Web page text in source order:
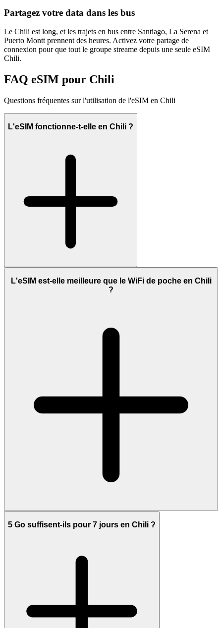
Partagez votre data dans les bus
Le Chili est long, et les trajets en bus entre Santiago, La Serena et
Puerto Montt prennent des heures. Activez votre partage de
connexion pour que tout le groupe streame depuis une seule eSIM
Chili.
FAQ eSIM pour Chili
Questions fréquentes sur l'utilisation de l'eSIM en Chili
L'eSIM fonctionne-t-elle en Chili ?
L'eSIM est-elle meilleure que le WiFi de poche en Chili
?
5 Go suffisent-ils pour 7 jours en Chili ?